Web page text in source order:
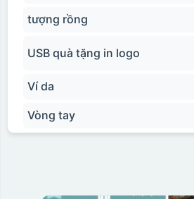
tượng rồng
USB quà tặng in logo
Ví da
Vòng tay